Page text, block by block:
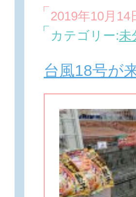
2019年10月14
カテゴリー:未
台風18号が